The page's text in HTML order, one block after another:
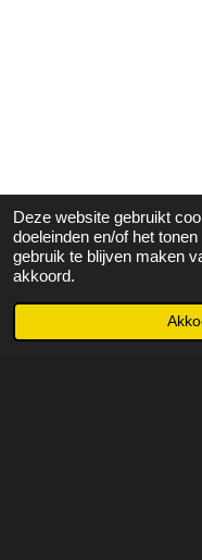
Deze website gebruikt
doeleinden en/of het
gebruik te blijven maken
akkoord.